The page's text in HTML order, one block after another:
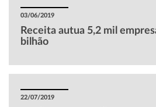
03/06/2019
Receita autua 5,2 mil
bilhão
22/07/2019